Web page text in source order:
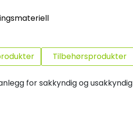
Tilbehørsprodukter
for sakkyndig og usakkyndig